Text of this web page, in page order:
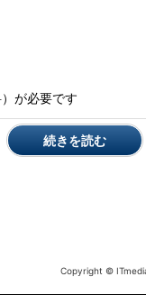
が必要です
続きを読む
Copyright ©